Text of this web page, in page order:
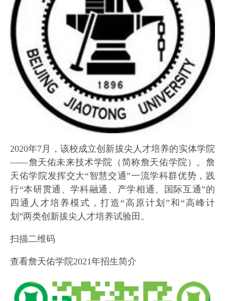
2020年7月，该校成立创新拔尖人才培养的实体学院
——詹天佑未来技术学院（简称詹天佑学院）。詹
天佑学院发挥交大“智慧交通”一流学科群优势，践
行“本研贯通、学科融通、产学相通、国际互通”的
四通人才培养模式，打造“高原计划”和“高峰计
划”两类创新拔尖人才培养试验田。
扫描二维码
查看詹天佑学院2021年招生简介